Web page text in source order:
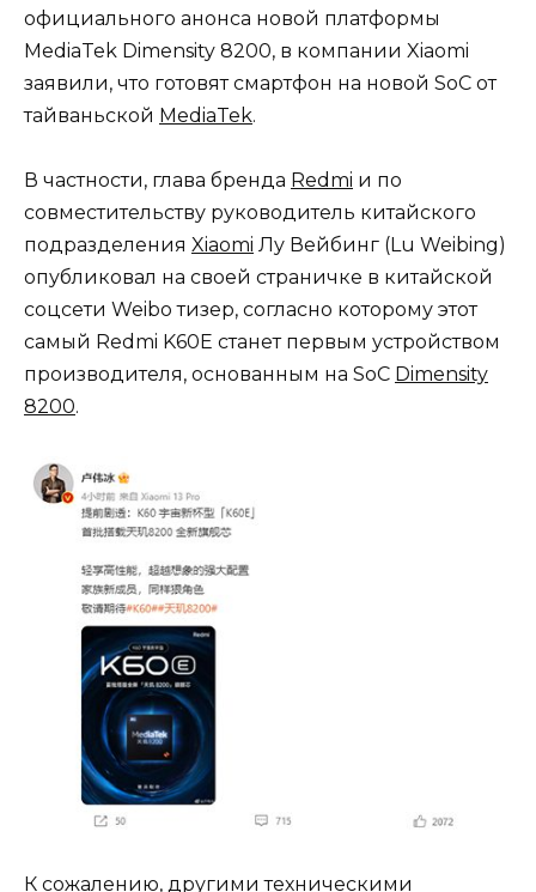
официального анонса новой платформы
MediaTek Dimensity 8200, в компании Xiaomi
заявили, что готовят смартфон на новой SoC от
тайваньской MediaTek.
В частности, глава бренда Redmi и по
совместительству руководитель китайского
подразделения Xiaomi Лу Вейбинг (Lu Weibing)
опубликовал на своей страничке в китайской
соцсети Weibo тизер, согласно которому этот
самый Redmi K60E станет первым устройством
производителя, основанным на SoC Dimensity
8200.
К сожалению, другими техническими